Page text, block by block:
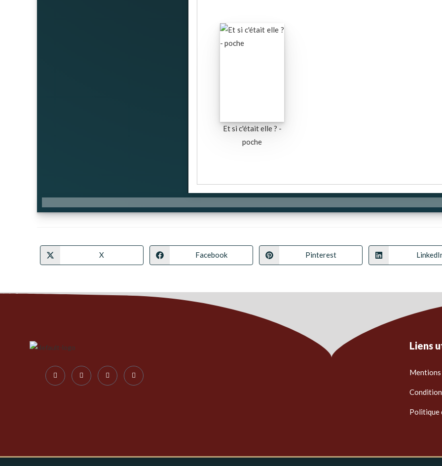
Et si c'était elle ? -
poche
X Facebook Pinterest
Liens
Politique